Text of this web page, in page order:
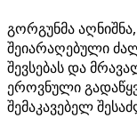
გორგუნმა
შეიარაღებული
შევსებას და
ეროვნული
შემაკავებელ